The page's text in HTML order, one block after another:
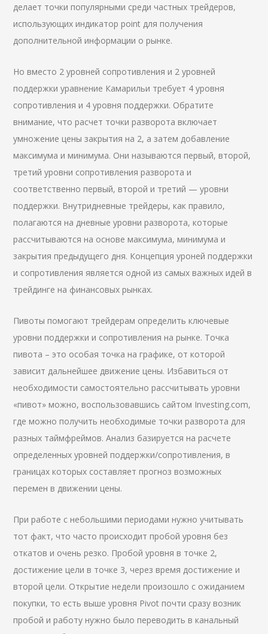
делает точки популярными среди частных трейдеров,
использующих индикатор point для получения
дополнительной информации о рынке.
Но вместо 2 уровней сопротивления и 2 уровней
поддержки уравнение Камарильи требует 4 уровня
сопротивления и 4 уровня поддержки. Обратите
внимание, что расчет точки разворота включает
умножение цены закрытия на 2, а затем добавление
максимума и минимума. Они называются первый, второй,
третий уровни сопротивления разворота и
соответственно первый, второй и третий — уровни
поддержки. Внутридневные трейдеры, как правило,
полагаются на дневные уровни разворота, которые
рассчитываются на основе максимума, минимума и
закрытия предыдущего дня. Концепция уроней поддержки
и сопротивления является одной из самых важных идей в
трейдинге на финансовых рынках.
Пивоты помогают трейдерам определить ключевые
уровни поддержки и сопротивления на рынке. Точка
пивота – это особая точка на графике, от которой
зависит дальнейшее движение цены. Избавиться от
необходимости самостоятельно рассчитывать уровни
«пивот» можно, воспользовавшись сайтом Investing.com,
где можно получить необходимые точки разворота для
разных таймфреймов. Анализ базируется на расчете
определенных уровней поддержки/сопротивления, в
границах которых составляет прогноз возможных
перемен в движении цены.
При работе с небольшими периодами нужно учитывать
тот факт, что часто происходит пробой уровня без
откатов и очень резко. Пробой уровня в точке 2,
достижение цели в точке 3, через время достижение и
второй цели. Открытие недели произошло с ожиданием
покупки, то есть выше уровня Pivot почти сразу возник
пробой и работу нужно было переводить в канальный